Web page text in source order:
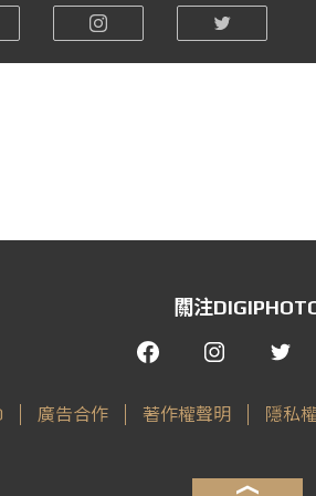
關注
廣告合作 著作權聲明 隱私